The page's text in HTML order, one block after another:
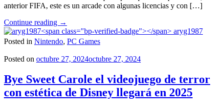
anterior FIFA, este es un arcade con algunas licencias y con […]
Continue reading "Sociable
Soccer
25
en
a
PC"
→
aryg1987
Posted in Nintendo, PC Games
Posted on octubre 27, 2024octubre 27, 2024
Bye Sweet Carole el videojuego de terror
con estética de Disney llegará en 2025